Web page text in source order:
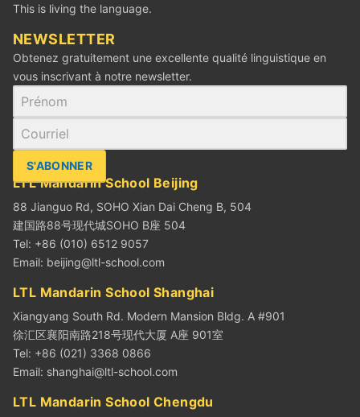
This is living the language.
‪NEWSLETTER
Obtenez gratuitement une excellente qualité linguistique en
vous inscrivant à notre newsletter.
S'ABONNER
LTL Mandarin School Beijing
88 Jianguo Rd, SOHO Xian Dai Cheng B, 504
建国路88号现代城SOHO B座 504
Tel: +86 (010) 6512 9057
Email: beijing@ltl-school.com
LTL Mandarin School Shanghai
Xiangyang South Rd. Modern Mansion Bldg. A #901
徐汇区襄阳南路218号现代大厦 A座 901室
Tel: +86 (021) 3368 0866
Email: shanghai@ltl-school.com
LTL Mandarin School Chengdu